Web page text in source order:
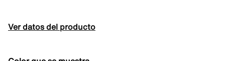
Ver datos del producto